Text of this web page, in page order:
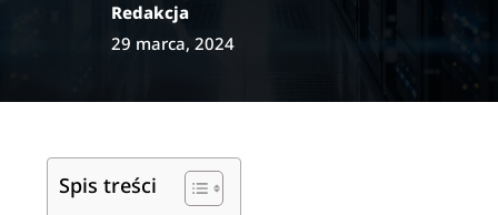
Redakcja
29 marca, 2024
Spis treści